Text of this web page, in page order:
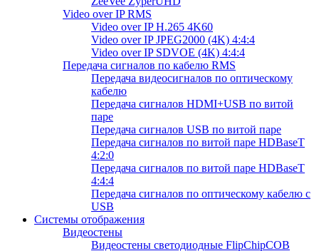
Video over IP RMS
Video over IP H.265 4K60
Video over IP JPEG2000 (4K) 4:4:4
Video over IP SDVOE (4K) 4:4:4
Передача сигналов по кабелю RMS
Передача видеосигналов по оптическому
кабелю
Передача сигналов HDMI+USB по витой
паре
Передача сигналов USB по витой паре
Передача сигналов по витой паре HDBaseT
4:2:0
Передача сигналов по витой паре HDBaseT
4:4:4
Передача сигналов по оптическому кабелю с
USB
Системы отображения
Видеостены
Видеостены светодиодные FlipChipCOB